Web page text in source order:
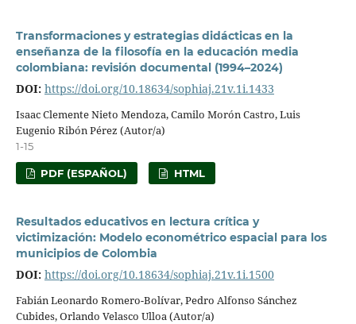
Transformaciones y estrategias didácticas en la
enseñanza de la filosofía en la educación media
colombiana: revisión documental (1994–2024)
DOI: https://doi.org/10.18634/sophiaj.21v.1i.1433
Isaac Clemente Nieto Mendoza, Camilo Morón Castro, Luis
Eugenio Ribón Pérez (Autor/a)
1-15
PDF (ESPAÑOL) HTML
Resultados educativos en lectura crítica y
victimización: Modelo econométrico espacial para los
municipios de Colombia
DOI: https://doi.org/10.18634/sophiaj.21v.1i.1500
Fabián Leonardo Romero-Bolívar, Pedro Alfonso Sánchez
Cubides, Orlando Velasco Ulloa (Autor/a)